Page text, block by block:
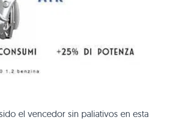
el vencedor sin paliativos en esta